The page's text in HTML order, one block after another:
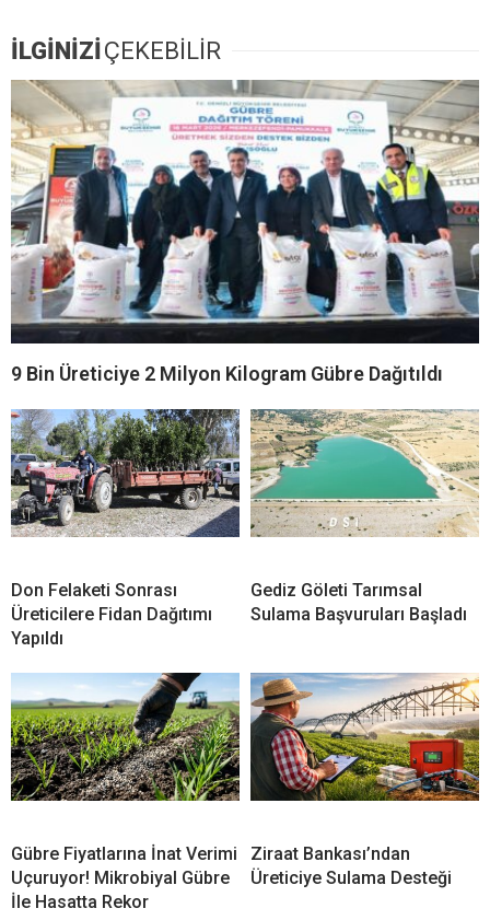
İLGİNİZİÇEKEBİLİR
9 Bin Üreticiye 2 Milyon Kilogram Gübre Dağıtıldı
Don Felaketi Sonrası
Üreticilere Fidan Dağıtımı
Yapıldı
Gediz Göleti Tarımsal
Sulama Başvuruları Başladı
Gübre Fiyatlarına İnat Verimi
Uçuruyor! Mikrobiyal Gübre
İle Hasatta Rekor
Ziraat Bankası’ndan
Üreticiye Sulama Desteği